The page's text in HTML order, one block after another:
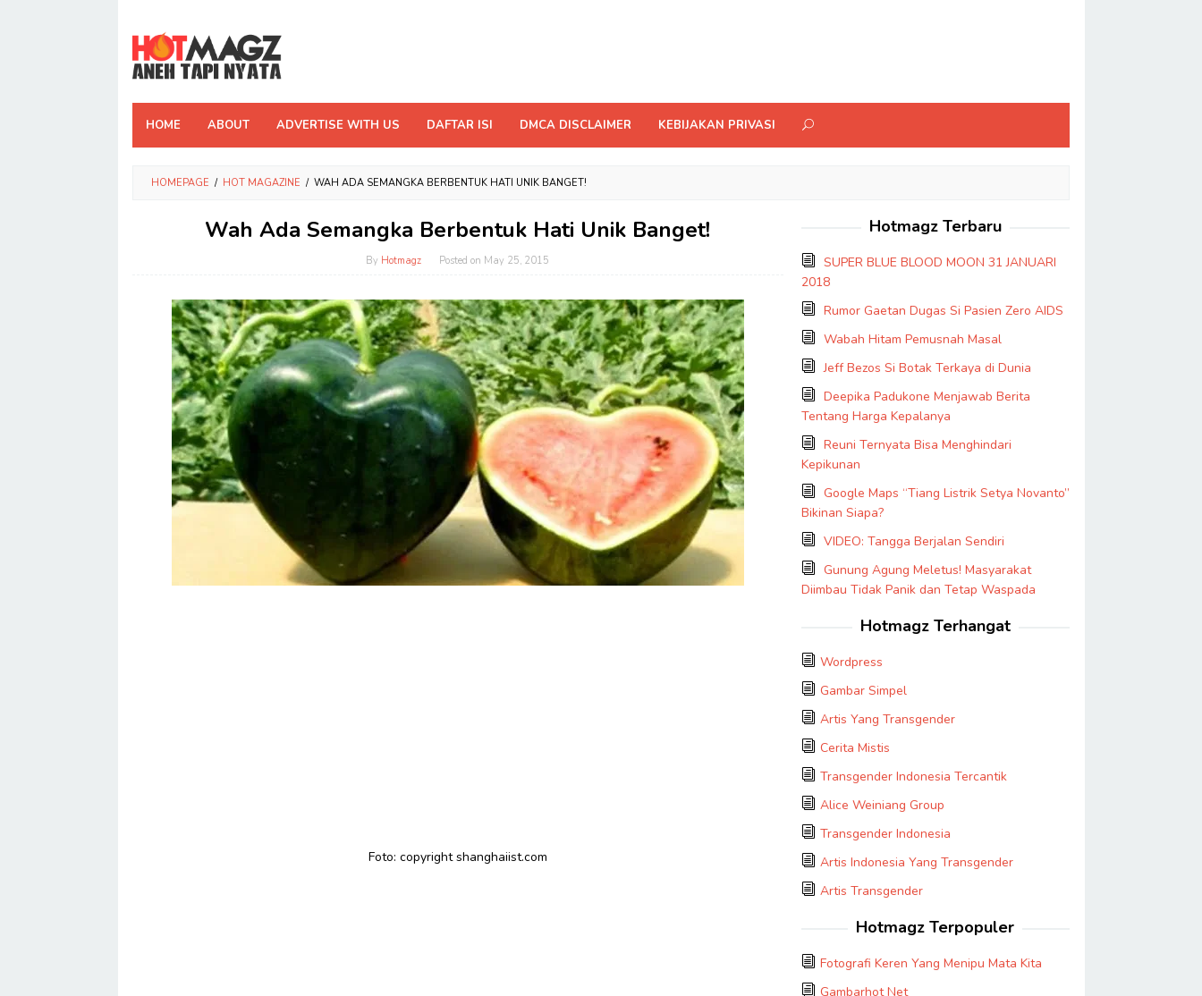
content
HOME ABOUT ADVERTISE WITH US DAFTAR ISI DMCA DISCLAIMER KEBIJAKAN PRIVASI
HOMEPAGE / HOT MAGAZINE / WAH ADA SEMANGKA BERBENTUK HATI UNIK BANGET!
Wah Ada Semangka Berbentuk Hati Unik Banget!
By Hotmagz Posted on May 25, 2015
Foto: copyright shanghaiist.com
Hotmagz Terbaru
SUPER BLUE BLOOD MOON 31 JANUARI
2018
Rumor Gaetan Dugas Si Pasien Zero AIDS
Wabah Hitam Pemusnah Masal
Jeff Bezos Si Botak Terkaya di Dunia
Deepika Padukone Menjawab Berita
Tentang Harga Kepalanya
Reuni Ternyata Bisa Menghindari
Kepikunan
Google Maps “Tiang Listrik Setya Novanto”
Bikinan Siapa?
VIDEO: Tangga Berjalan Sendiri
Gunung Agung Meletus! Masyarakat
Diimbau Tidak Panik dan Tetap Waspada
Hotmagz Terhangat
Wordpress
Gambar Simpel
Artis Yang Transgender
Cerita Mistis
Transgender Indonesia Tercantik
Alice Weiniang Group
Transgender Indonesia
Artis Indonesia Yang Transgender
Artis Transgender
Hotmagz Terpopuler
Fotografi Keren Yang Menipu Mata Kita
Gambarhot Net